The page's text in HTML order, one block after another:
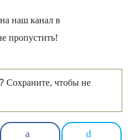
на наш канал в
пропустить!
Сохраните, чтобы не